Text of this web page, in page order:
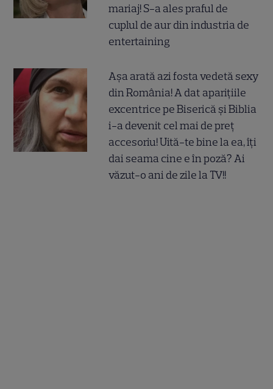
mariaj! S-a ales praful de
cuplul de aur din industria de
entertaining
Așa arată azi fosta vedetă sexy
din România! A dat aparițiile
excentrice pe Biserică și Biblia
i-a devenit cel mai de preț
accesoriu! Uită-te bine la ea, îți
dai seama cine e în poză? Ai
văzut-o ani de zile la TV!!